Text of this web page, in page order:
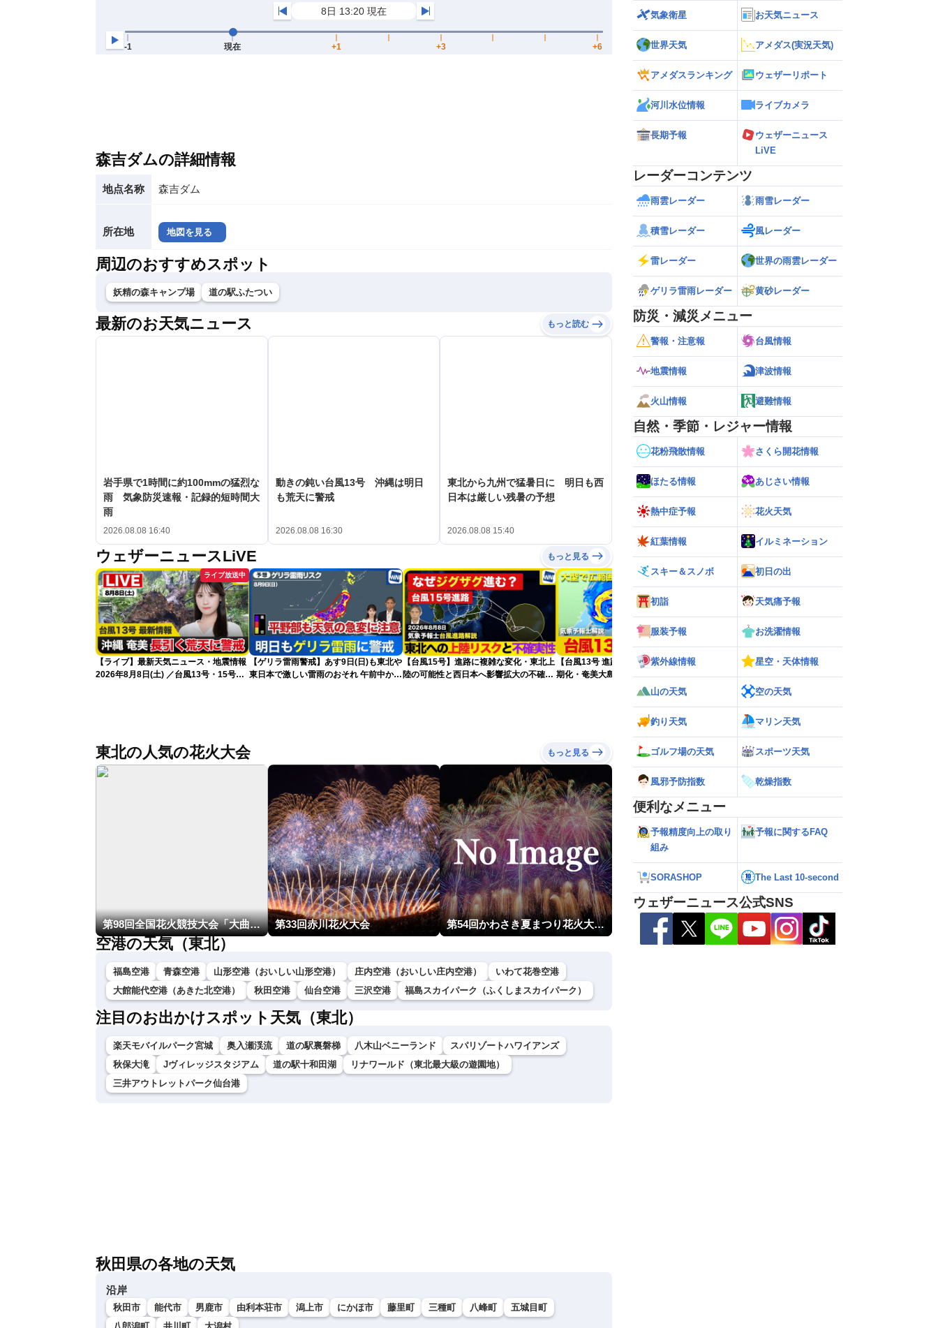
森吉ダムの詳細情報
地点名称 森吉ダム
所在地 地図を見る
周辺のおすすめスポット
妖精の森キャンプ場 道の駅ふたつい
最新のお天気ニュース もっと読む
岩手県で1時間に約100mmの猛烈な
雨 気象防災速報・記録的短時間大
雨
2026.08.08 16:40
動きの鈍い台風13号 沖縄は明日
も荒天に警戒
2026.08.08 16:30
東北から九州で猛暑日に 明日も西
日本は厳しい残暑の予想
2026.08.08 15:40
ウェザーニュースLiVE もっと見る
ライブ放送中
【ライブ】最新天気ニュース・地震情報
2026年8月8日(土) ／台風13号・15号
【ゲリラ雷雨警戒】あす9日(日)も東北や
東日本で激しい雷雨のおそれ 午前中から
【台風15号】進路に複雑な変化・東北上
陸の可能性と西日本へ影響拡大の不確実
【台風13号 進路解説】通過後も影響長
期化・奄美大島で総雨量400mm超・高
波に要警戒（2026.08.08 16:00）
【猛烈な雨と激しい雷雨】新潟は線状降
記録的短時間大雨＞
東北の人気の花火大会 もっと見る
第98回全国花火競技大会「大曲の花火」 第33回赤川花火大会 第54回かわさき夏まつり花火大会「おらが自慢のでっかい花火」
空港の天気（東北）
福島空港 青森空港 山形空港（おいしい山形空港） 庄内空港（おいしい庄内空港）
いわて花巻空港
大館能代空港（あきた北空港）
秋田空港 仙台空港 三沢空港 福島スカイパーク（ふくしまスカイパーク）
注目のお出かけスポット天気（東北）
楽天モバイルパーク宮城 奥入瀬渓流 道の駅裏磐梯 八木山ベニーランド
スパリゾートハワイアンズ
秋保大滝
Jヴィレッジスタジアム 道の駅十和田湖
リナワールド（東北最大級の遊園地）
三井アウトレットパーク仙台港
秋田県の各地の天気
沿岸
秋田市 能代市 男鹿市 由利本荘市 潟上市 にかほ市 藤里町 三種町 八峰町
五城目町
気象衛星 お天気ニュース
世界天気 アメダス(実況天気)
アメダスランキング ウェザーリポート
河川水位情報 ライブカメラ
長期予報
ウェザーニュース
LiVE
レーダーコンテンツ
雨雲レーダー 雨雪レーダー
積雪レーダー 風レーダー
雷レーダー 世界の雨雲レーダー
ゲリラ雷雨レーダー 黄砂レーダー
防災・減災メニュー
警報・注意報 台風情報
地震情報 津波情報
火山情報 避難情報
自然・季節・レジャー情報
花粉飛散情報 さくら開花情報
ほたる情報 あじさい情報
熱中症予報 花火天気
紅葉情報 イルミネーション
スキー＆スノボ 初日の出
初詣 天気痛予報
服装予報 お洗濯情報
紫外線情報 星空・天体情報
山の天気 空の天気
釣り天気 マリン天気
ゴルフ場の天気 スポーツ天気
風邪予防指数 乾燥指数
便利なメニュー
予報精度向上の取り
組み
予報に関するFAQ
SORASHOP The Last 10-second
ウェザーニュース公式SNS